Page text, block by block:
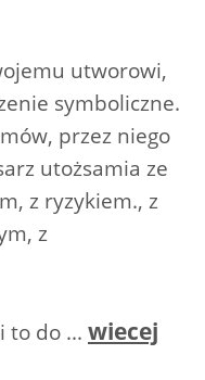
utworowi,
symboliczne.
przez niego
utożsamia ze
z ryzykiem., z
z
to do ... wiecej